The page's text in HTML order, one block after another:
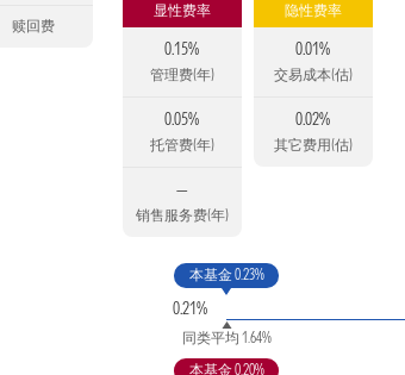
赎回费
显性费率
0.15%
管理费(年)
0.05%
托管费(年)
—
销售服务费(年)
隐性费率
0.01%
交易成本(估)
0.02%
其它费用(估)
0.21%
本基金 0.23%
同类平均 1.64%
本基金 0.20%